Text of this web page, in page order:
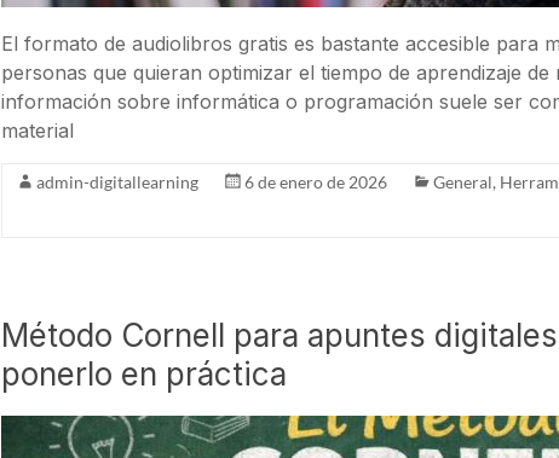
El formato de audiolibros gratis es bastante accesible para
personas que quieran optimizar el tiempo de aprendizaje
información sobre informática o programación suele ser
material
admin-digitallearning 6 de enero de 2026 General,
Método Cornell para apuntes
ponerlo en práctica